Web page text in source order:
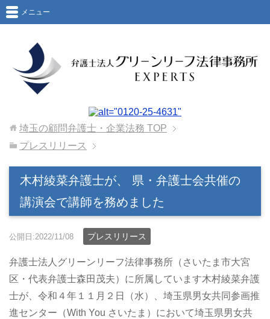
メニュー
埼玉の顧問弁護士・企業法務 TOP
プレスリリース
木村綾菜弁護士が、 県・弁護士会共催の
講演会で講師を務めました
公開日:2022/11/08 プレスリリース
弁護士法人グリーンリーフ法律事務所（さいたま市大宮
区・代表弁護士森田茂夫）に所属しています木村綾菜弁護
士が、令和４年１１月２日（水）、埼玉県男女共同参画推
進センター（With You さいたま）において埼玉県男女共